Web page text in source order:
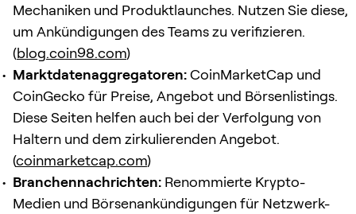
Mechaniken und Produktlaunches. Nutzen Sie diese,
um Ankündigungen des Teams zu verifizieren.
(blog.coin98.com)
Marktdatenaggregatoren:CoinMarketCap und
CoinGecko für Preise, Angebot und Börsenlistings.
Diese Seiten helfen auch bei der Verfolgung von
Haltern und dem zirkulierenden Angebot.
(coinmarketcap.com)
Branchennachrichten: Renommierte Krypto-
Medien und Börsenankündigungen für Netzwerk-